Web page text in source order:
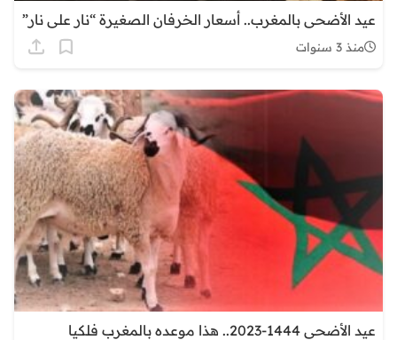
عيد الأضحى بالمغرب.. أسعار الخرفان الصغيرة “نار على نار”
منذ 3 سنوات
عيد الأضحى 1444-2023.. هذا موعده بالمغرب فلكيا